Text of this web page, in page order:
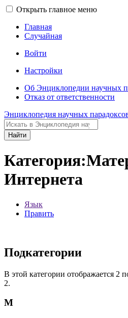
Открыть главное меню
Главная
Случайная
Войти
Настройки
Об Энциклопедии научных
Отказ от ответственности
Энциклопедия научных
Найти
Интернета
Язык
Править
Подкатегории
В этой категории отображается 2
2.
М